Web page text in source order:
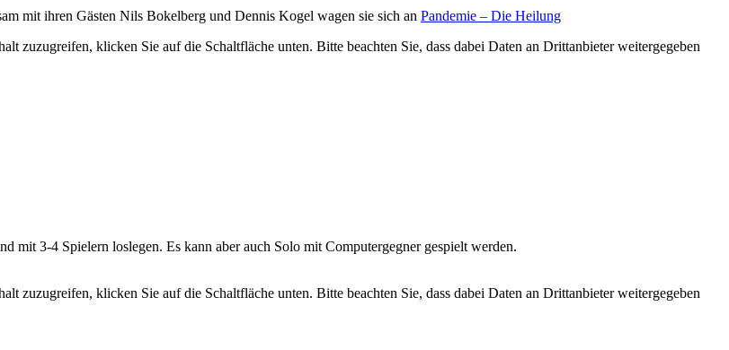
mit ihren Gästen Nils Bokelberg und Dennis Kogel wagen sie sich an Pandemie – Die Heilung
zuzugreifen, klicken Sie auf die Schaltfläche unten. Bitte beachten Sie, dass dabei Daten an Drittanbieter weitergegeben
mit 3-4 Spielern loslegen. Es kann aber auch Solo mit Computergegner gespielt werden.
zuzugreifen, klicken Sie auf die Schaltfläche unten. Bitte beachten Sie, dass dabei Daten an Drittanbieter weitergegeben